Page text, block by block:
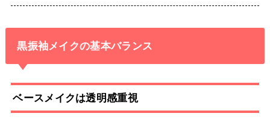
黒振袖メイクの基本バランス
ベースメイクは透明感重視